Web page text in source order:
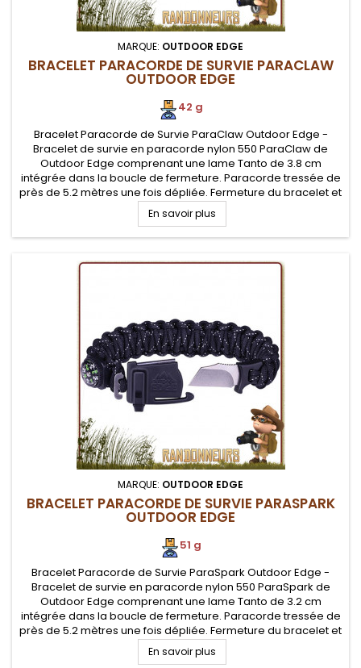
MARQUE: OUTDOOR EDGE
BRACELET PARACORDE DE SURVIE PARACLAW
OUTDOOR EDGE
42 g
Bracelet Paracorde de Survie ParaClaw Outdoor Edge -
Bracelet de survie en paracorde nylon 550 ParaClaw de
Outdoor Edge comprenant une lame Tanto de 3.8 cm
intégrée dans la boucle de fermeture. Paracorde tressée de
près de 5.2 mètres une fois dépliée. Fermeture du bracelet et
couteau par système sécurisé
En savoir plus
MARQUE: OUTDOOR EDGE
BRACELET PARACORDE DE SURVIE PARASPARK
OUTDOOR EDGE
51 g
Bracelet Paracorde de Survie ParaSpark Outdoor Edge -
Bracelet de survie en paracorde nylon 550 ParaSpark de
Outdoor Edge comprenant une lame Tanto de 3.2 cm
intégrée dans la boucle de fermeture. Paracorde tressée de
près de 5.2 mètres une fois dépliée. Fermeture du bracelet et
couteau par système sécurisé. Equipements de survie
intégrés tels boussole,...
En savoir plus